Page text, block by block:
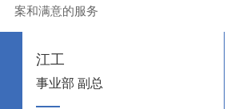
案和满意的服务
江工
事业部 副总